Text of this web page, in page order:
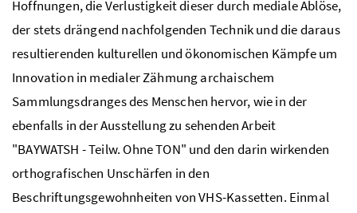
Hoffnungen, die Verlustigkeit dieser durch mediale Ablöse,
der stets drängend nachfolgenden Technik und die daraus
resultierenden kulturellen und ökonomischen Kämpfe um
Innovation in medialer Zähmung archaischem
Sammlungsdranges des Menschen hervor, wie in der
ebenfalls in der Ausstellung zu sehenden Arbeit
"BAYWATSH - Teilw. Ohne TON" und den darin wirkenden
orthografischen Unschärfen in den
Beschriftungsgewohnheiten von VHS-Kassetten. Einmal